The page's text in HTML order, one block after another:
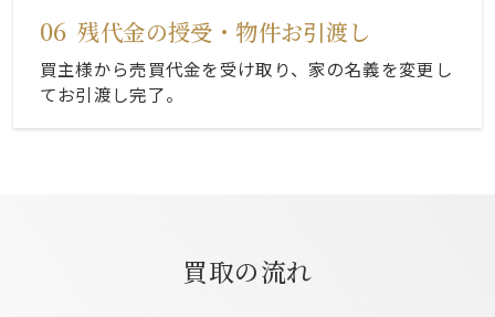
06 残代金の授受・物件お引渡し
買主様から売買代金を受け取り、家の名義を変更し
てお引渡し完了。
買取の流れ